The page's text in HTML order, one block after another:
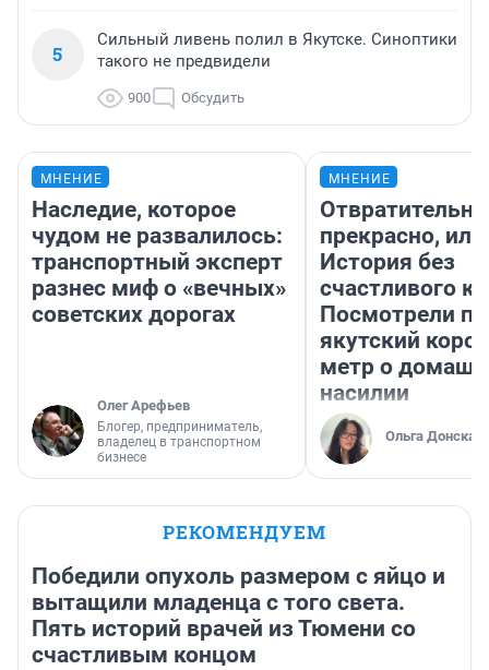
5
Сильный ливень полил в Якутске. Синоптики
такого не предвидели
900 Обсудить
МНЕНИЕ
Наследие, которое
чудом не развалилось:
транспортный эксперт
разнес миф о «вечных»
советских дорогах
Олег Арефьев
Блогер, предприниматель,
владелец в транспортном
бизнесе
МНЕНИЕ
Отвратительно
прекрасно, или
История без
счастливого
Посмотрели
якутский
метр о
насилии
Ольга Донская
РЕКОМЕНДУЕМ
Победили опухоль размером с яйцо и
вытащили младенца с того света.
Пять историй врачей из Тюмени со
счастливым концом